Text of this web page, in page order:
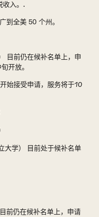
收入。.
到全美 50 个州。
目前仍在候补名单上，申
开放。
始接受申请，服务将于10
大学）
目前处于候补名单
目前仍在候补名单上，申请